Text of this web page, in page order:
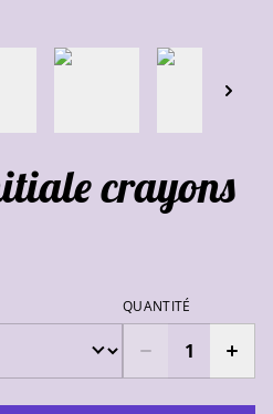
crayons
QUANTITÉ